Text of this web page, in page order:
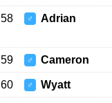
58 ♂ Adrian
59 ♂ Cameron
60 ♂ Wyatt